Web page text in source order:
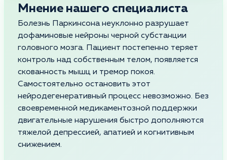
Мнение нашего специалиста
Болезнь Паркинсона неуклонно разрушает
дофаминовые нейроны черной субстанции
головного мозга. Пациент постепенно теряет
контроль над собственным телом, появляется
скованность мышц и тремор покоя.
Самостоятельно остановить этот
нейродегенеративный процесс невозможно. Без
своевременной медикаментозной поддержки
двигательные нарушения быстро дополняются
тяжелой депрессией, апатией и когнитивным
снижением.